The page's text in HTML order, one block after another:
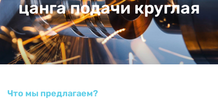
цанга подачи круглая
Что мы предлагаем?